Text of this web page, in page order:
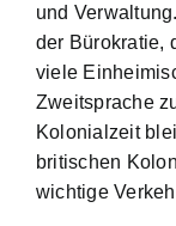
und
der Bürokratie,
viele
Zweitsprache
Kolonialzeit
britischen
wichtige